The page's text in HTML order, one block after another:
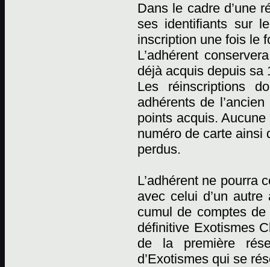
Dans le cadre d’une
ses identifiants sur
inscription une fois le
L’adhérent
déjà acquis depuis sa
Les réinscriptions
adhérents de
points acquis.
numéro de carte ainsi
perdus.
L’adhérent ne pourra
avec celui d’un
cumul de comptes
définitive Exotismes
de la première
d’Exotismes qui se